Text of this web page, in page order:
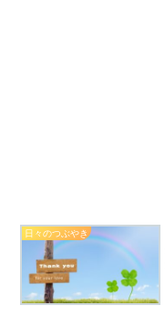
日々のつぶやき